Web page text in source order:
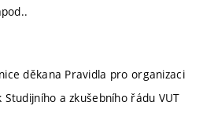
děkana Pravidla pro organizaci
a zkušebního řádu VUT